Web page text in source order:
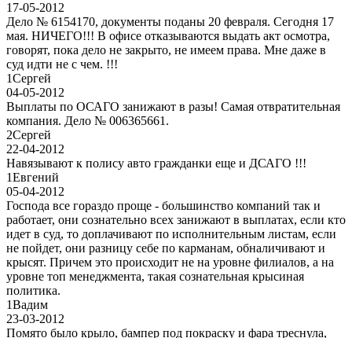
17-05-2012
Дело № 6154170, документы поданы 20 февраля. Сегодня 17
мая. НИЧЕГО!!! В офисе отказываются выдать акт осмотра,
говорят, пока дело не закрыто, не имеем права. Мне даже в
суд идти не с чем. !!!
1Сергей
04-05-2012
Выплаты по ОСАГО занижают в разы! Самая отвратительная
компания. Дело № 006365661.
2Сергей
22-04-2012
Навязывают к полису авто гражданки еще и ДСАГО !!!
1Евгений
05-04-2012
Господа все гораздо проще - большинство компаний так и
работает, они сознательно всех занижают в выплатах, если кто
идет в суд, то доплачивают по исполнительным листам, если
не пойдет, они разницу себе по карманам, обналичивают и
крысят. Причем это происходит не на уровне филиалов, а на
уровне топ менеджмента, такая сознательная крысиная
политика.
1Вадим
23-03-2012
Помято было крыло, бампер под покраску и фара треснула,